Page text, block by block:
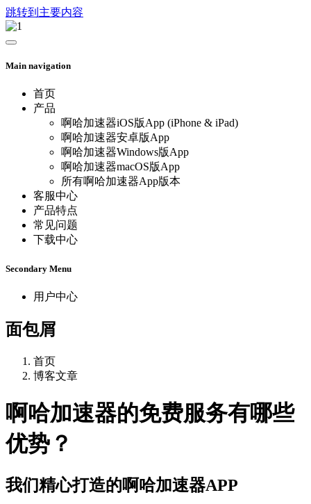
跳转到主要内容
Main navigation
首页
产品
啊哈加速器iOS版App (iPhone & iPad)
啊哈加速器安卓版App
啊哈加速器Windows版App
啊哈加速器macOS版App
所有啊哈加速器App版本
客服中心
产品特点
常见问题
下载中心
Secondary Menu
用户中心
面包屑
首页
博客文章
啊哈加速器的免费服务有哪些
优势？
我们精心打造的啊哈加速器APP